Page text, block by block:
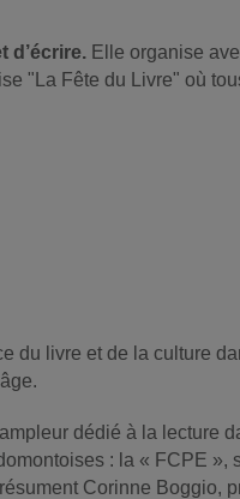
d’écrire. Elle organise
"La Fête du Livre" où
livre et de la culture
dédié à la lecture
: la « FCPE
Corinne Boggio,